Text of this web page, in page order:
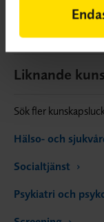
Hitta
Liknande
Sök fler
Hälso- och
Socialtjänst
Psykiatri och